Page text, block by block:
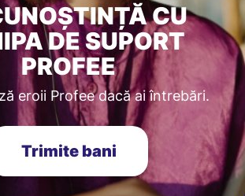
CU
DE SUPORT
PROFEE
eroii Profee dacă ai întrebări.
Trimite bani